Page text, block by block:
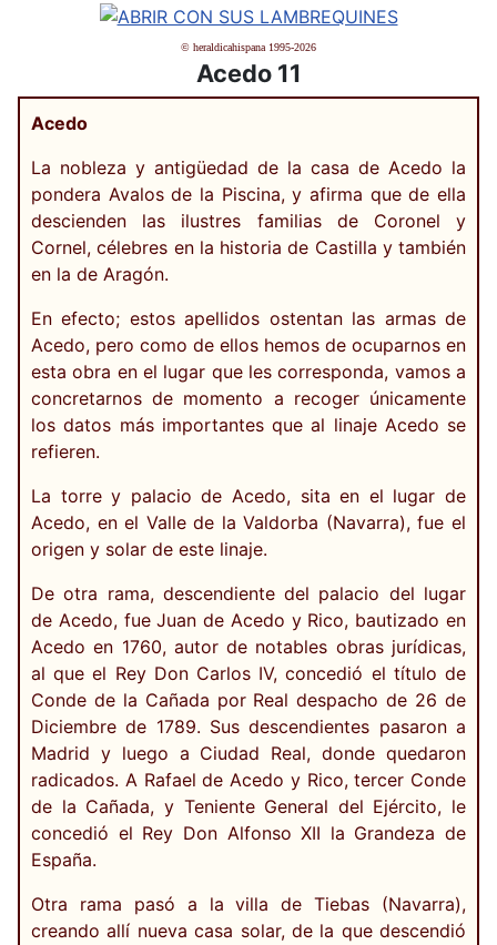
© heraldicahispana 1995-2026
Acedo 11
Acedo
La nobleza y antigüedad de la casa de Acedo la
pondera Avalos de la Piscina, y afirma que de ella
descienden las ilustres familias de Coronel y
Cornel, célebres en la historia de Castilla y también
en la de Aragón.
En efecto; estos apellidos ostentan las armas de
Acedo, pero como de ellos hemos de ocuparnos en
esta obra en el lugar que les corresponda, vamos a
concretarnos de momento a recoger únicamente
los datos más importantes que al linaje Acedo se
refieren.
La torre y palacio de Acedo, sita en el lugar de
Acedo, en el Valle de la Valdorba (Navarra), fue el
origen y solar de este linaje.
De otra rama, descendiente del palacio del lugar
de Acedo, fue Juan de Acedo y Rico, bautizado en
Acedo en 1760, autor de notables obras jurídicas,
al que el Rey Don Carlos IV, concedió el título de
Conde de la Cañada por Real despacho de 26 de
Diciembre de 1789. Sus descendientes pasaron a
Madrid y luego a Ciudad Real, donde quedaron
radicados. A Rafael de Acedo y Rico, tercer Conde
de la Cañada, y Teniente General del Ejército, le
concedió el Rey Don Alfonso XII la Grandeza de
España.
Otra rama pasó a la villa de Tiebas (Navarra),
creando allí nueva casa solar, de la que descendió